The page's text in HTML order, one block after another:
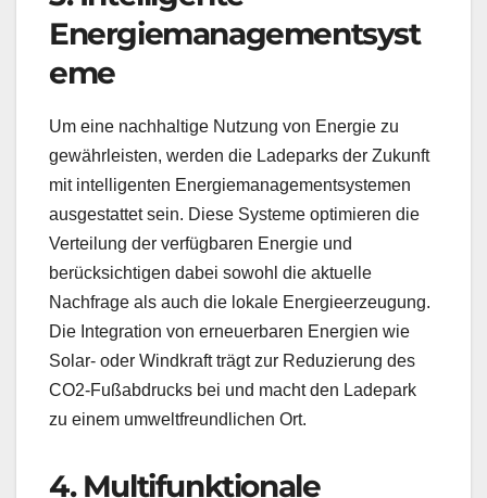
Energiemanagementsyst
eme
Um eine nachhaltige Nutzung von Energie zu
gewährleisten, werden die Ladeparks der Zukunft
mit intelligenten Energiemanagementsystemen
ausgestattet sein. Diese Systeme optimieren die
Verteilung der verfügbaren Energie und
berücksichtigen dabei sowohl die aktuelle
Nachfrage als auch die lokale Energieerzeugung.
Die Integration von erneuerbaren Energien wie
Solar- oder Windkraft trägt zur Reduzierung des
CO2-Fußabdrucks bei und macht den Ladepark
zu einem umweltfreundlichen Ort.
4. Multifunktionale